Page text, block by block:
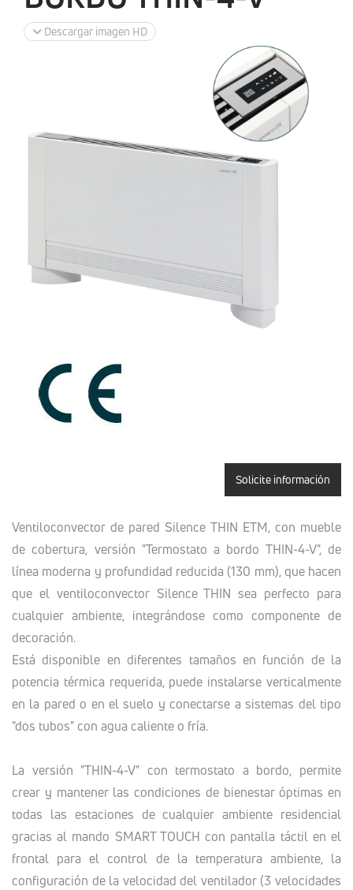
Descargar imagen HD
Solicite información
Ventiloconvector de pared Silence THIN ETM, con mueble
de cobertura, versión "Termostato a bordo THIN-4-V", de
línea moderna y profundidad reducida (130 mm), que hacen
que el ventiloconvector Silence THIN sea perfecto para
cualquier ambiente, integrándose como componente de
decoración.
Está disponible en diferentes tamaños en función de la
potencia térmica requerida, puede instalarse verticalmente
en la pared o en el suelo y conectarse a sistemas del tipo
"dos tubos" con agua caliente o fría.
La versión "THIN-4-V" con termostato a bordo, permite
crear y mantener las condiciones de bienestar óptimas en
todas las estaciones de cualquier ambiente residencial
gracias al mando SMART TOUCH con pantalla táctil en el
frontal para el control de la temperatura ambiente, la
configuración de la velocidad del ventilador (3 velocidades